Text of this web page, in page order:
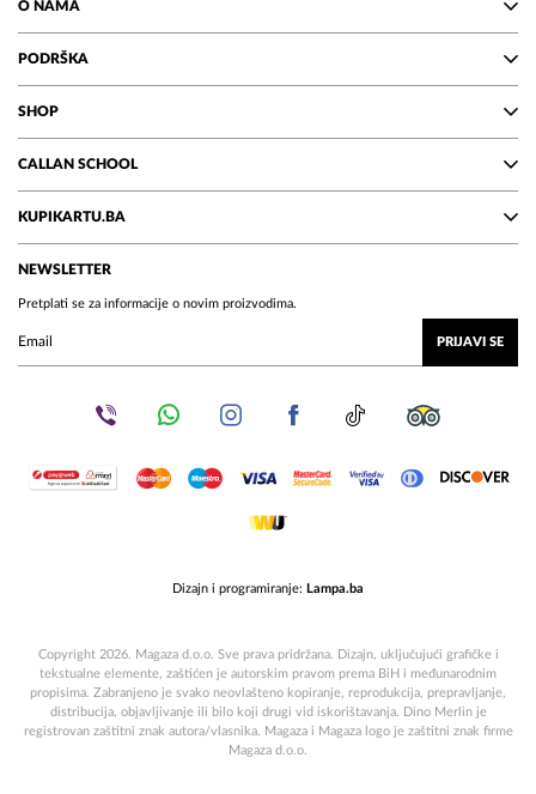
O NAMA
PODRŠKA
SHOP
CALLAN SCHOOL
KUPIKARTU.BA
NEWSLETTER
Pretplati se za informacije o novim proizvodima.
PRIJAVI SE
Dizajn i programiranje: Lampa.ba
Copyright 2026. Magaza d.o.o. Sve prava pridržana. Dizajn, uključujući grafičke i
tekstualne elemente, zaštićen je autorskim pravom prema BiH i međunarodnim
propisima. Zabranjeno je svako neovlašteno kopiranje, reprodukcija, prepravljanje,
distribucija, objavljivanje ili bilo koji drugi vid iskorištavanja. Dino Merlin je
registrovan zaštitni znak autora/vlasnika. Magaza i Magaza logo je zaštitni znak firme
Magaza d.o.o.